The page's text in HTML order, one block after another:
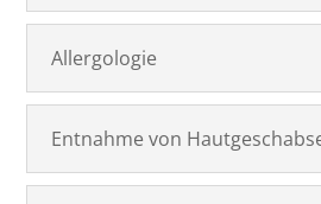
Allergologie
Entnahme von